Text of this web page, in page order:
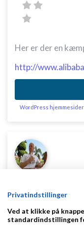
Her er der en
http://
WordPress hjemmesider
Privatindstillinger
Ved at klikke på
standardindstillingen